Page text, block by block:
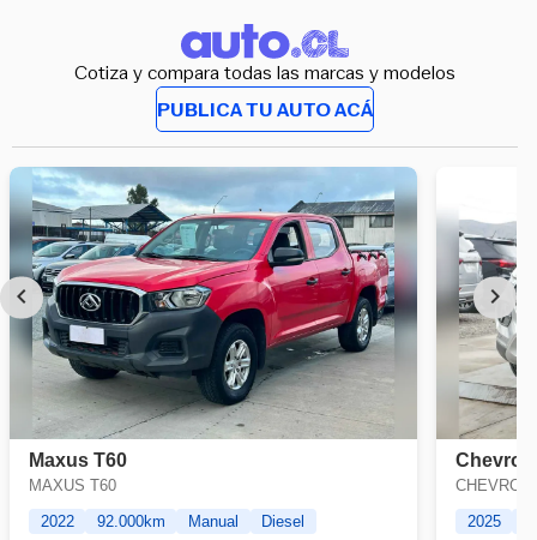
Cotiza y compara todas las marcas y modelos
PUBLICA TU AUTO ACÁ